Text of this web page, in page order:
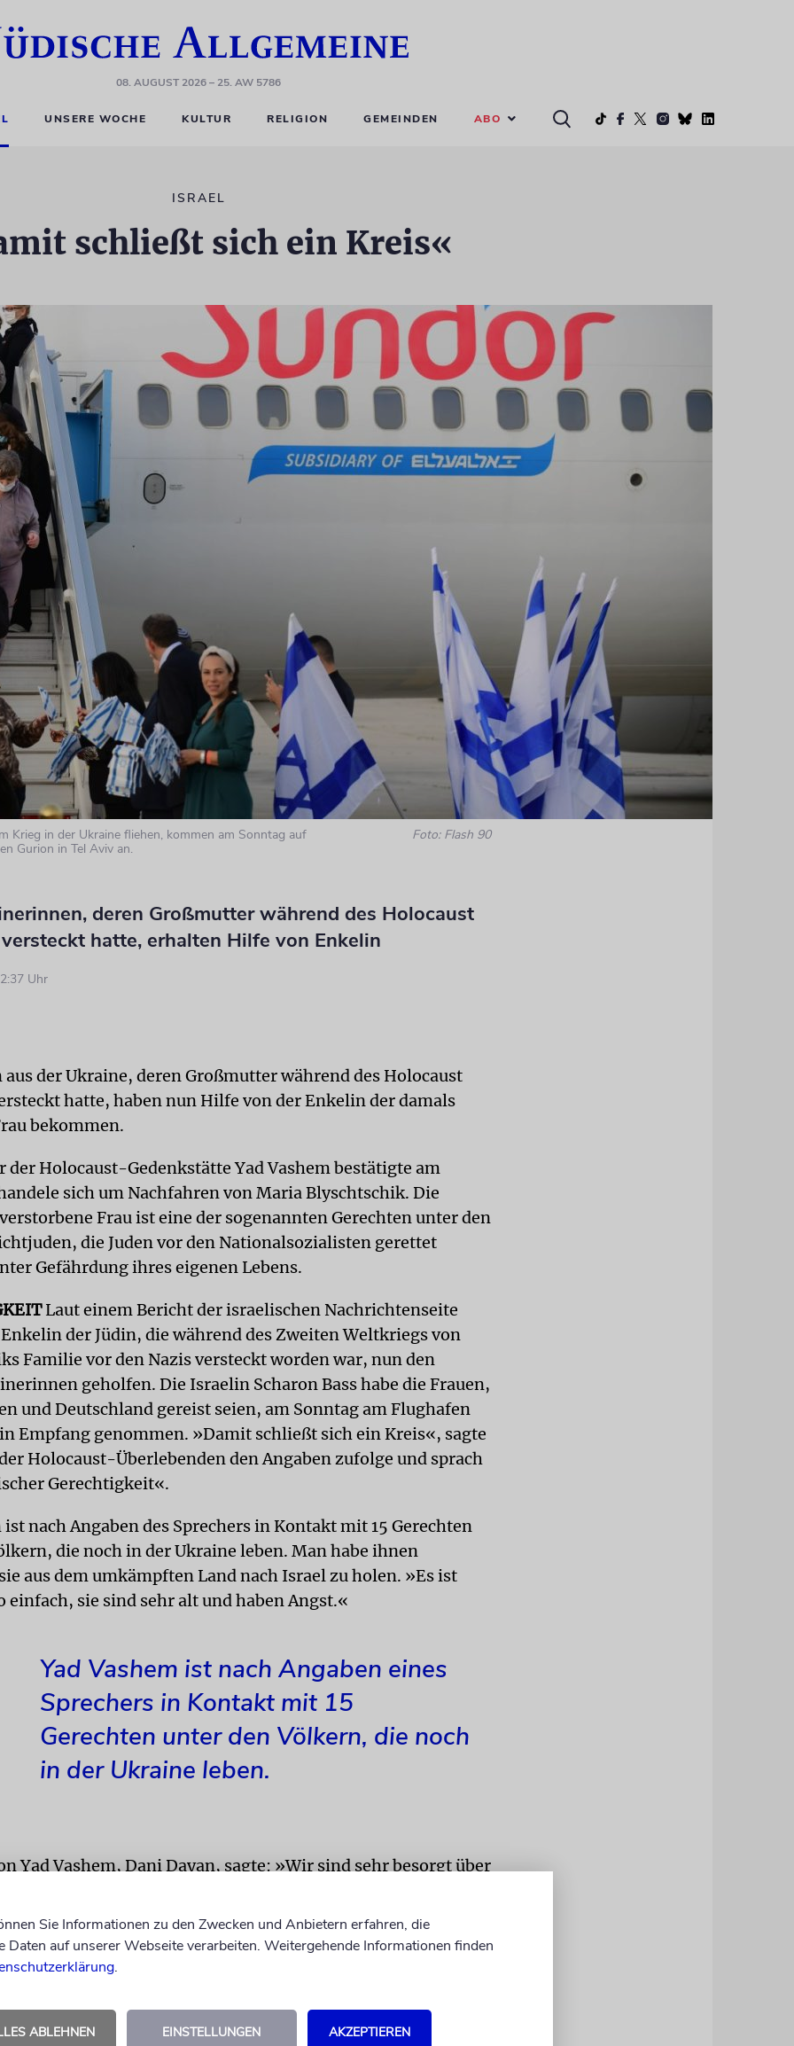
08. AUGUST 2026– 25. AW 5786
UNSERE WOCHE KULTUR RELIGION GEMEINDEN ABO
ISRAEL
schließt sich ein Kreis«
Krieg in der Ukraine fliehen, kommen am Sonntag auf
Gurion in Tel Aviv an.
Foto: Flash 90
deren Großmutter während des Holocaust
hatte, erhalten Hilfe von Enkelin
Uhr
aus der Ukraine, deren Großmutter während des Holocaust
hatte, haben nun Hilfe von der Enkelin der damals
bekommen.
der Holocaust-Gedenkstätte Yad Vashem bestätigte am
sich um Nachfahren von Maria Blyschtschik. Die
Frau ist eine der sogenannten Gerechten unter den
die Juden vor den Nationalsozialisten gerettet
Gefährdung ihres eigenen Lebens.
Laut einem Bericht der israelischen Nachrichtenseite
der Jüdin, die während des Zweiten Weltkriegs von
Familie vor den Nazis versteckt worden war, nun den
geholfen. Die Israelin Scharon Bass habe die Frauen,
und Deutschland gereist seien, am Sonntag am Flughafen
Empfang genommen. »Damit schließt sich ein Kreis«, sagte
Holocaust-Überlebenden den Angaben zufolge und sprach
Gerechtigkeit«.
ist nach Angaben des Sprechers in Kontakt mit 15 Gerechten
die noch in der Ukraine leben. Man habe ihnen
aus dem umkämpften Land nach Israel zu holen. »Es ist
einfach, sie sind sehr alt und haben Angst.«
Yad Vashem ist nach Angaben eines
Sprechers in Kontakt mit 15
Gerechten unter den Völkern, die noch
in der Ukraine leben.
Yad Vashem, Dani Dayan, sagte: »Wir sind sehr besorgt über
ihr Leben riskiert haben, um Juden zu retten, und
in Gefahr sind.«
des Kriegs seien mehr als 2000 Ukrainer nach Israel
Bis Monatsende rechne man mit insgesamt 15.000 Ukrainern,
Sie Informationen zu den Zwecken und Anbietern erfahren, die
Daten auf unserer Webseite verarbeiten. Weitergehende Informationen finden
.
ABLEHNEN EINSTELLUNGEN AKZEPTIEREN